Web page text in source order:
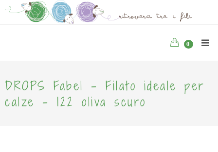
0
DROPS Fabel - Filato ideale per
calze - 122 oliva scuro